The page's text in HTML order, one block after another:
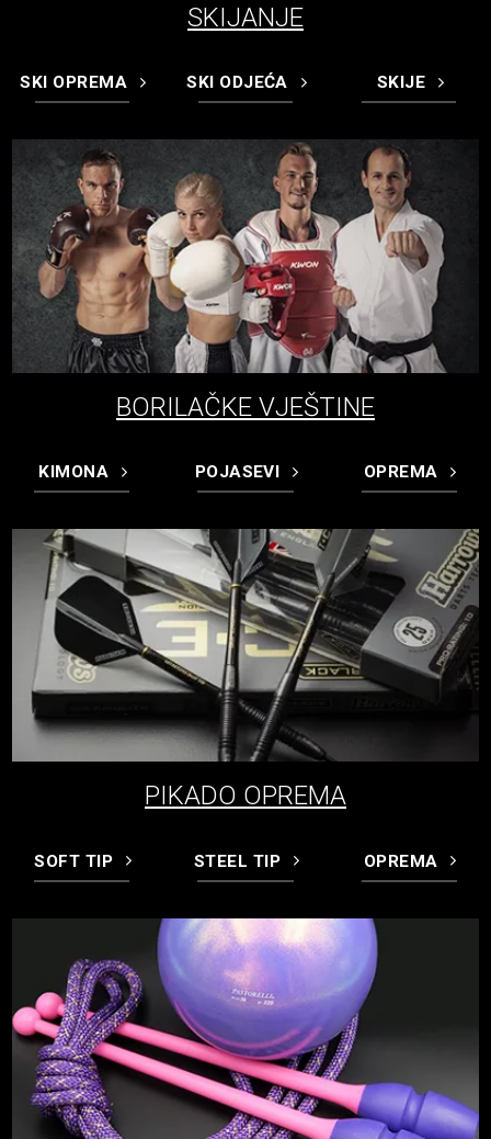
SKIJANJE
SKI OPREMA SKI ODJEĆA SKIJE
BORILAČKE VJEŠTINE
KIMONA POJASEVI OPREMA
PIKADO OPREMA
SOFT TIP STEEL TIP OPREMA